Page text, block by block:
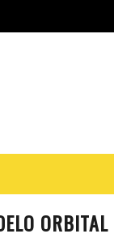
ORBITAL